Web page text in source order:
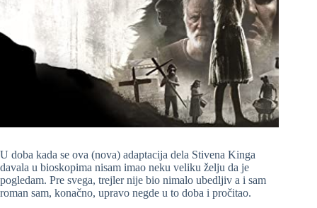
U doba kada se ova (nova) adaptacija dela Stivena Kinga
davala u bioskopima nisam imao neku veliku želju da je
pogledam. Pre svega, trejler nije bio nimalo ubedljiv a i sam
roman sam, konačno, upravo negde u to doba i pročitao.